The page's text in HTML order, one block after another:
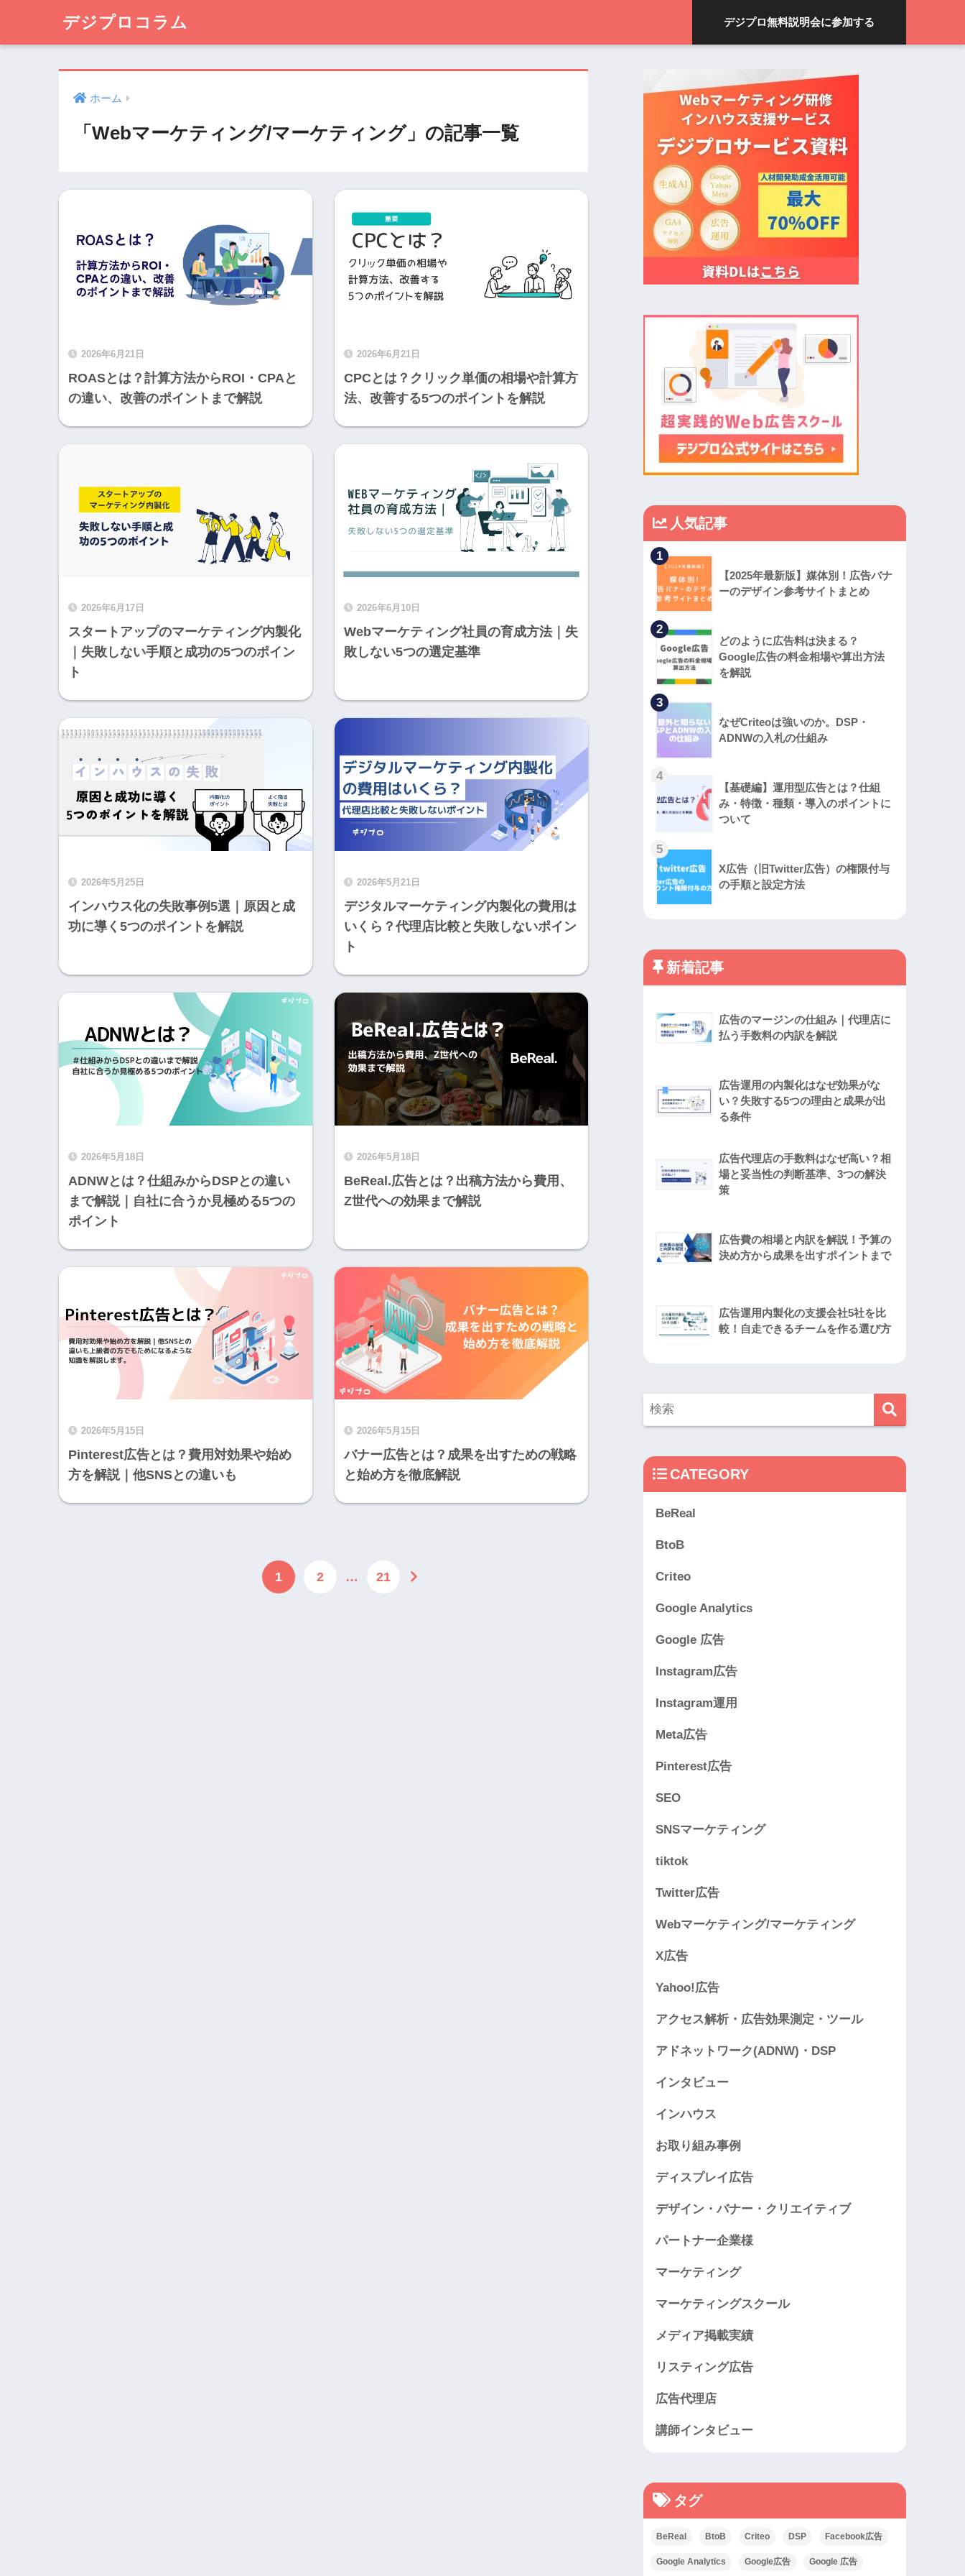
デジプロコラム デジプロ無料説明会に参加する
ホーム
「Webマーケティング/マーケティング」の記事一覧
2026年6月21日
ROASとは？計算方法からROI・CPAと
の違い、改善のポイントまで解説
2026年6月21日
CPCとは？クリック単価の相場や計算方
法、改善する5つのポイントを解説
2026年6月17日
スタートアップのマーケティング内製化
｜失敗しない手順と成功の5つのポイン
ト
2026年6月10日
Webマーケティング社員の育成方法｜失
敗しない5つの選定基準
2026年5月25日
インハウス化の失敗事例5選｜原因と成
功に導く5つのポイントを解説
2026年5月21日
デジタルマーケティング内製化の費用は
いくら？代理店比較と失敗しないポイン
ト
2026年5月18日
ADNWとは？仕組みからDSPとの違い
まで解説｜自社に合うか見極める5つの
ポイント
2026年5月18日
BeReal.広告とは？出稿方法から費用、
Z世代への効果まで解説
2026年5月15日
Pinterest広告とは？費用対効果や始め
方を解説｜他SNSとの違いも
2026年5月15日
バナー広告とは？成果を出すための戦略
と始め方を徹底解説
1 2 … 21
人気記事
1
【2025年最新版】媒体別！広告バナ
ーのデザイン参考サイトまとめ
2
どのように広告料は決まる？
Google広告の料金相場や算出方法
を解説
3
なぜCriteoは強いのか。DSP・
ADNWの入札の仕組み
4
【基礎編】運用型広告とは？仕組
み・特徴・種類・導入のポイントに
ついて
5
X広告（旧Twitter広告）の権限付与
の手順と設定方法
新着記事
広告のマージンの仕組み｜代理店に
払う手数料の内訳を解説
広告運用の内製化はなぜ効果がな
い？失敗する5つの理由と成果が出
る条件
広告代理店の手数料はなぜ高い？相
場と妥当性の判断基準、3つの解決
策
広告費の相場と内訳を解説！予算の
決め方から成果を出すポイントまで
広告運用内製化の支援会社5社を比
較！自走できるチームを作る選び方
CATEGORY
BeReal
BtoB
Criteo
Google Analytics
Google 広告
Instagram広告
Instagram運用
Meta広告
Pinterest広告
SEO
SNSマーケティング
tiktok
Twitter広告
Webマーケティング/マーケティング
X広告
Yahoo!広告
アクセス解析・広告効果測定・ツール
アドネットワーク(ADNW)・DSP
インタビュー
インハウス
お取り組み事例
ディスプレイ広告
デザイン・バナー・クリエイティブ
パートナー企業様
マーケティング
マーケティングスクール
メディア掲載実績
リスティング広告
広告代理店
講師インタビュー
タグ
BeReal BtoB Criteo DSP Facebook広告
Google Analytics Google広告 Google 広告